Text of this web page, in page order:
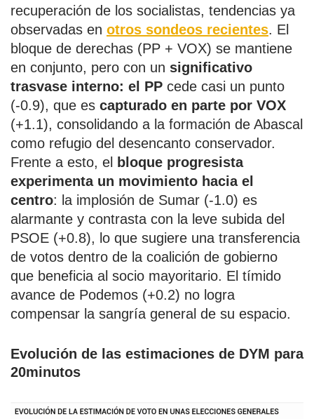
recuperación de los socialistas, tendencias ya
observadas en otros sondeos recientes. El
bloque de derechas (PP + VOX) se mantiene
en conjunto, pero con un significativo
trasvase interno: el PP cede casi un punto
(-0.9), que es capturado en parte por VOX
(+1.1), consolidando a la formación de Abascal
como refugio del desencanto conservador.
Frente a esto, el
bloque progresista
experimenta un movimiento hacia el
centro: la implosión de Sumar (-1.0) es
alarmante y contrasta con la leve subida del
PSOE (+0.8), lo que sugiere una transferencia
de votos dentro de la coalición de gobierno
que beneficia al socio mayoritario. El tímido
avance de Podemos (+0.2) no logra
compensar la sangría general de su espacio.
Evolución de las estimaciones de DYM para
20minutos